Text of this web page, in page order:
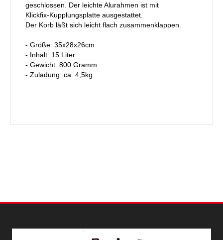
geschlossen. Der leichte Alurahmen ist mit
Klickfix-Kupplungsplatte ausgestattet.
Der Korb läßt sich leicht flach zusammenklappen.
- Größe: 35x28x26cm
- Inhalt: 15 Liter
- Gewicht: 800 Gramm
- Zuladung: ca. 4,5kg